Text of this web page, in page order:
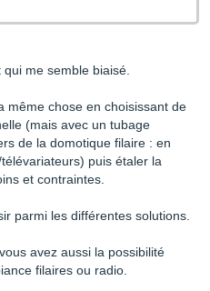
me semble biaisé.
même chose en choisissant de
(mais avec un tubage
de la domotique filaire : en
puis étaler la
et contraintes.
parmi les différentes solutions.
avez aussi la possibilité
filaires ou radio.